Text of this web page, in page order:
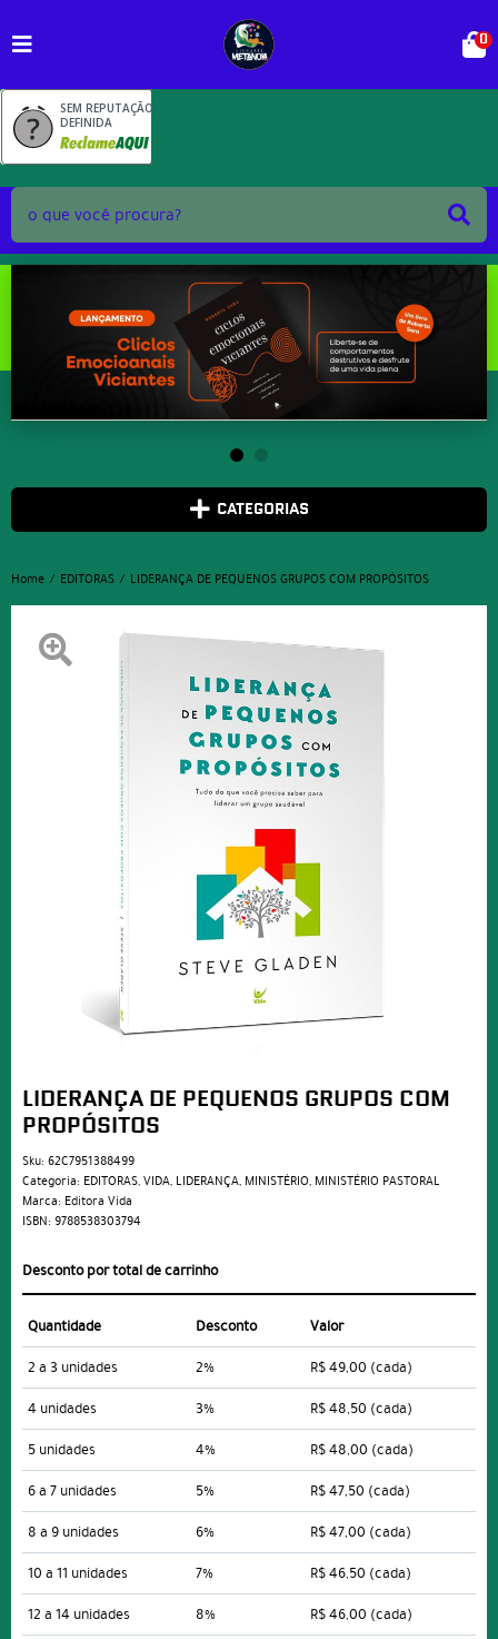
SEM REPUTAÇÃO
DEFINIDA
0
CATEGORIAS
Home EDITORAS LIDERANÇA DE PEQUENOS GRUPOS COM PROPÓSITOS
LIDERANÇA DE PEQUENOS GRUPOS COM
PROPÓSITOS
Sku: 62C7951388499
Categoria: EDITORAS,VIDA, LIDERANÇA, MINISTÉRIO, MINISTÉRIO PASTORAL
Marca: Editora Vida
ISBN: 9788538303794
Desconto por total de carrinho
Quantidade Desconto
Valor
2 a 3 unidades
2% R$ 49,00 (cada)
4 unidades
3% R$ 48,50 (cada)
5 unidades
4% R$ 48,00 (cada)
6 a 7 unidades
5% R$ 47,50 (cada)
8 a 9 unidades
6% R$ 47,00 (cada)
10 a 11 unidades
7% R$ 46,50 (cada)
12 a 14 unidades
8% R$ 46,00 (cada)